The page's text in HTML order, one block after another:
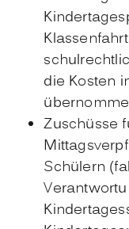
die Kosten
Zuschüsse
Schülern